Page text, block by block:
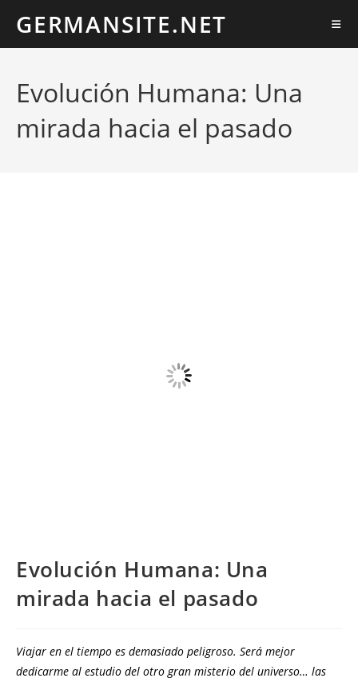
contenido
GERMANSITE.NET
Evolución Humana: Una
mirada hacia el pasado
Evolución Humana: Una
mirada hacia el pasado
Viajar en el tiempo es demasiado peligroso. Será mejor
dedicarme al estudio del otro gran misterio del universo… las